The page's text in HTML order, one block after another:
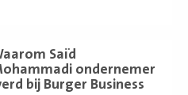
Saïd
ondernemer
bij Burger Business